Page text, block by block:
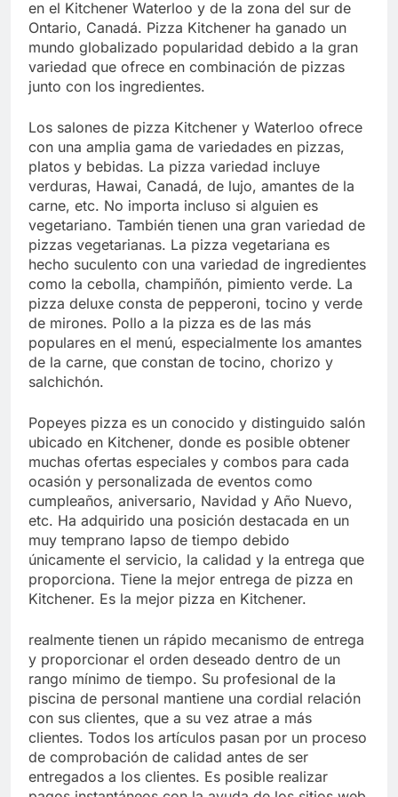
en el Kitchener Waterloo y de la zona del sur de
Ontario, Canadá. Pizza Kitchener ha ganado un
mundo globalizado popularidad debido a la gran
variedad que ofrece en combinación de pizzas
junto con los ingredientes.
Los salones de pizza Kitchener y Waterloo ofrece
con una amplia gama de variedades en pizzas,
platos y bebidas. La pizza variedad incluye
verduras, Hawai, Canadá, de lujo, amantes de la
carne, etc. No importa incluso si alguien es
vegetariano. También tienen una gran variedad de
pizzas vegetarianas. La pizza vegetariana es
hecho suculento con una variedad de ingredientes
como la cebolla, champiñón, pimiento verde. La
pizza deluxe consta de pepperoni, tocino y verde
de mirones. Pollo a la pizza es de las más
populares en el menú, especialmente los amantes
de la carne, que constan de tocino, chorizo y
salchichón.
Popeyes pizza es un conocido y distinguido salón
ubicado en Kitchener, donde es posible obtener
muchas ofertas especiales y combos para cada
ocasión y personalizada de eventos como
cumpleaños, aniversario, Navidad y Año Nuevo,
etc. Ha adquirido una posición destacada en un
muy temprano lapso de tiempo debido
únicamente el servicio, la calidad y la entrega que
proporciona. Tiene la mejor entrega de pizza en
Kitchener. Es la mejor pizza en Kitchener.
realmente tienen un rápido mecanismo de entrega
y proporcionar el orden deseado dentro de un
rango mínimo de tiempo. Su profesional de la
piscina de personal mantiene una cordial relación
con sus clientes, que a su vez atrae a más
clientes. Todos los artículos pasan por un proceso
de comprobación de calidad antes de ser
entregados a los clientes. Es posible realizar